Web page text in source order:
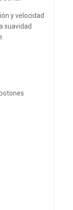
y velocidad
suavidad